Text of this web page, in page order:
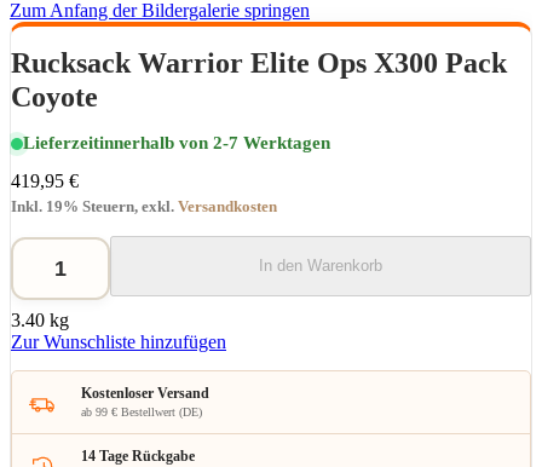
Zum Anfang der Bildergalerie springen
Rucksack Warrior Elite Ops X300 Pack
Coyote
Lieferzeitinnerhalb von 2-7 Werktagen
419,95 €
Inkl. 19% Steuern, exkl. Versandkosten
In den Warenkorb
3.40 kg
Zur Wunschliste hinzufügen
Kostenloser Versand
ab 99 € Bestellwert (DE)
14 Tage Rückgabe